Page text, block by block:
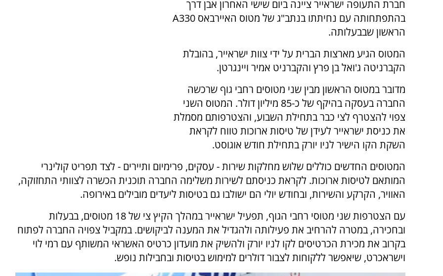
חברת התעופה ישראייר ציינה ביום שישי האחרון אבן דרך
בהתפתחותה עם נחיתתו בנתב"ג של מטוס האיירבאס A330
הראשון שבבעלותה.
המטוס הגיע מארצות הברית על ידי צוות ישראייר, בהובלת
הקברניטה ג'ואל בן פרץ והקברניט אמיר ויינגרטן.
מדובר במטוס הראשון מבין שני מטוסים רחבי גוף שרכשה
החברה בעסקה בהיקף של כ-85 מיליון דולר. המטוס השני
צפוי להצטרף לצי כבר בתחילת השבוע, והצטרפותם מסמלת
את כניסת ישראייר לעידן של טיסות ארוכות טווח לקראת
השקת הקו הישיר לניו יורק בתחילת חודש אוגוסט.
המטוסים החדשים כוללים שלוש מחלקות שירות - עסקים, פרימיום ותיירים - לצד תפריט קולינרי
המותאם לטיסות ארוכות. לקראת כניסתם לשירות משלימה החברה תוכנית הכשרה לצוותי התחזוקה,
האוויר, הקרקע והשירות, ובחודש יולי הם ישולבו גם בטיסות ליעדים מובילים באירופה.
עם הצטרפות שני מטוסי רחבי הגוף, תפעיל ישראייר במהלך הקיץ צי של 18 מטוסים, בבעלות
ובחכירה, במטרה להרחיב את פעילותה ולהגדיל את המענה לביקושים. במקביל צפויה החברה לפתוח
בקרוב את מכירת הכרטיסים לקו לניו יורק ולהשיק את מועדון כרטיס האשראי המשותף עם רמי לוי
וישראכרט, שיאפשר ללקוחות לצבור דולרים למימוש בטיסות ובחבילות נופש.